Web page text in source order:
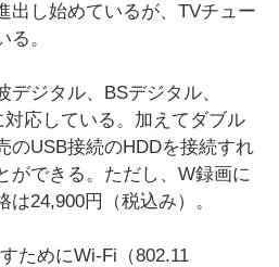
出し始めているが、TVチュー
。
ジタル、BSデジタル、
対応している。加えてダブル
のUSB接続のHDDを接続すれ
ができる。ただし、W録画に
24,900円（税込み）。
ためにWi-Fi（802.11